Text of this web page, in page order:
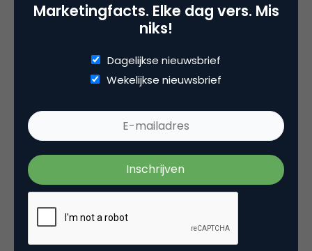
Deel dit artikel
Matthijs van den Broek
Editor-in-Chief bijMarketingfacts
Van april 2007 tot juni 2011 was ik freelance
editor/ communitymanager / hoofdredacteur bij
Marketingfacts. Tussendoor werkte ik bij Insites
Marketingfacts. Elke dag vers. Mis
niks!
Dagelijkse nieuwsbrief
Wekelijkse nieuwsbrief